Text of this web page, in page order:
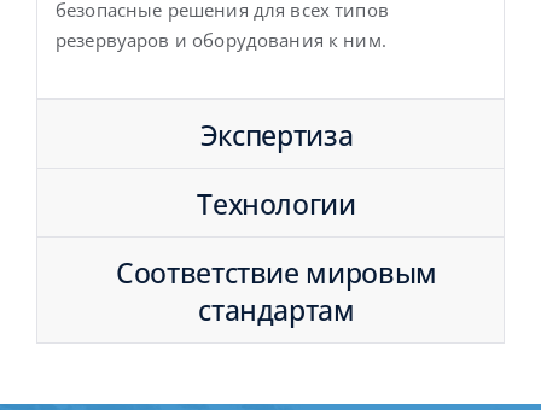
безопасные решения для всех типов
резервуаров и оборудования к ним.
Экспертиза
Технологии
Соответствие мировым
стандартам